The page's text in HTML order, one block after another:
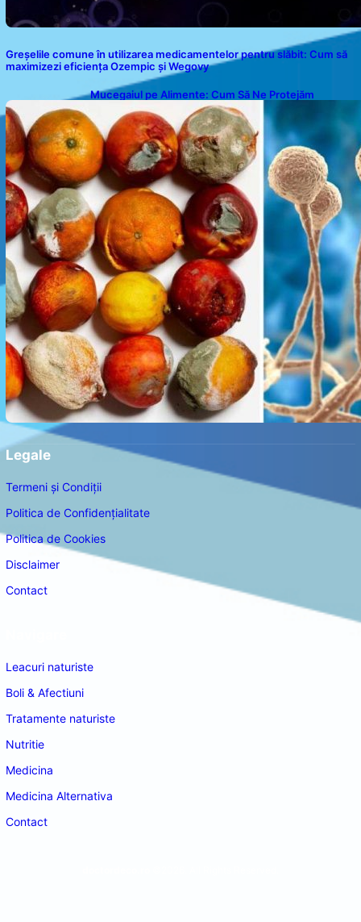
Greșelile comune în utilizarea medicamentelor pentru slăbit: Cum să
maximizezi eficiența Ozempic și Wegovy
Mucegaiul pe Alimente: Cum Să Ne Protejăm
Legale
Termeni și Condiții
Politica de Confidențialitate
Politica de Cookies
Disclaimer
Contact
Leacuri naturiste
Boli & Afectiuni
Tratamente naturiste
Nutritie
Medicina
Medicina Alternativa
Contact